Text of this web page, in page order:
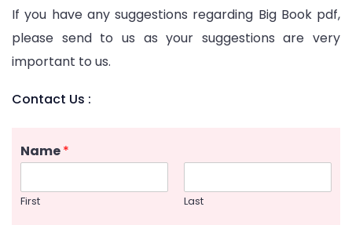
If you have any suggestions regarding Big Book pdf,
please send to us as your suggestions are very
important to us.
Contact Us :
Name*
First Last